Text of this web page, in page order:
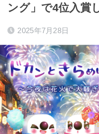
ング」で4位入賞
2025年7月28日